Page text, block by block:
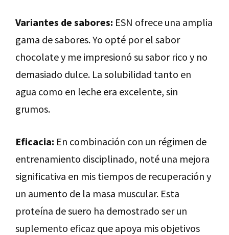
Variantes de sabores: ESN ofrece una amplia
gama de sabores. Yo opté por el sabor
chocolate y me impresionó su sabor rico y no
demasiado dulce. La solubilidad tanto en
agua como en leche era excelente, sin
grumos.
Eficacia: En combinación con un régimen de
entrenamiento disciplinado, noté una mejora
significativa en mis tiempos de recuperación y
un aumento de la masa muscular. Esta
proteína de suero ha demostrado ser un
suplemento eficaz que apoya mis objetivos